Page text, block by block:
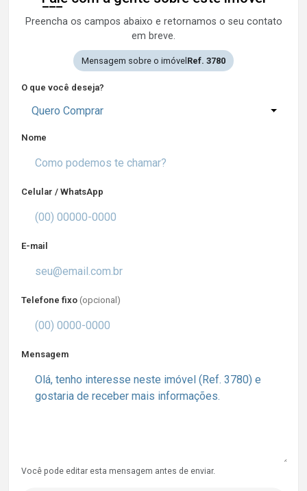
Preencha os campos abaixo e retornamos o seu contato
em breve.
Mensagem sobre o imóvel Ref. 3780
O que você deseja?
Quero Comprar
Nome
Celular / WhatsApp
E-mail
Telefone fixo (opcional)
Mensagem
Você pode editar esta mensagem antes de enviar.